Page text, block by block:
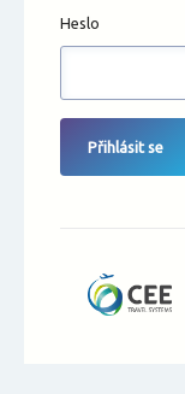
Heslo
Přihlásit se